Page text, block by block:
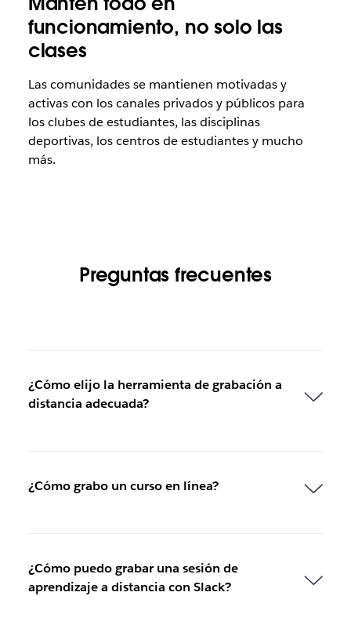
funcionamiento, no solo las
clases
Las comunidades se mantienen motivadas y
activas con los canales privados y públicos para
los clubes de estudiantes, las disciplinas
deportivas, los centros de estudiantes y mucho
más.
Preguntas frecuentes
¿Cómo elijo la herramienta de grabación a
distancia adecuada?
¿Cómo grabo un curso en línea?
¿Cómo puedo grabar una sesión de
aprendizaje a distancia con Slack?